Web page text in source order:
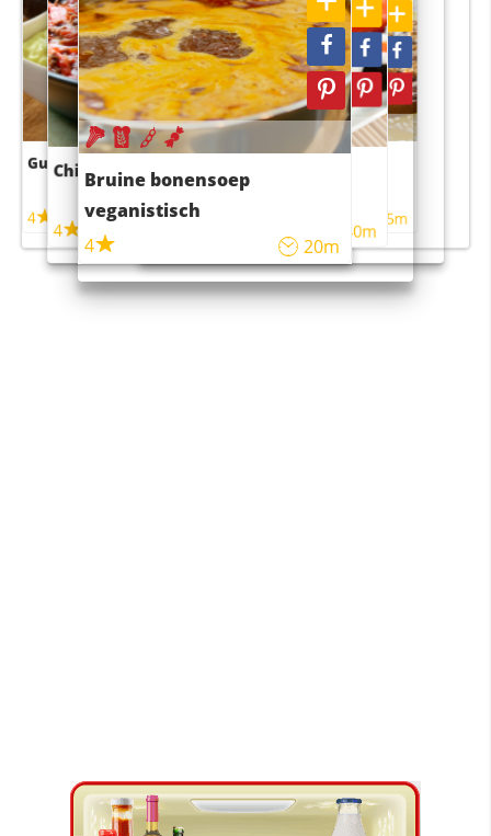
Guacamole
4
Chili con carne
4 45m
Bruine bonensoep
veganistisch
4
20m
Sushi rijstsalade
maaltijdsalade
40m
4 55m